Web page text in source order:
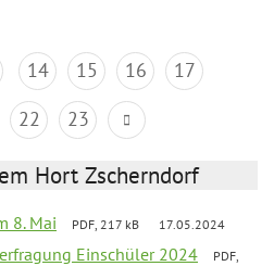
14 15 16
17
22 23
Hort Zscherndorf
8. Mai PDF, 217 kB 17.05.2024
Einschüler 2024
PDF,